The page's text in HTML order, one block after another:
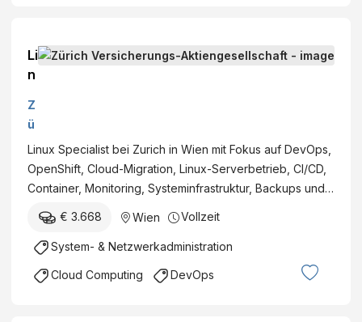
Li
n
x
S
p
e
c
Z
ü
ri
c
h
c
Linux Specialist bei Zurich in Wien mit Fokus auf DevOps,
OpenShift, Cloud-Migration, Linux-Serverbetrieb, CI/CD,
Container, Monitoring, Systeminfrastruktur, Backups und…
€ 3.668 Wien Vollzeit
System- & Netzwerkadministration
Cloud Computing DevOps